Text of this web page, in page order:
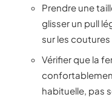
Prendre une
glisser un pull
sur les coutures
Vérifier que la
habituelle, pas